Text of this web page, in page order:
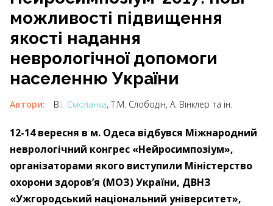
можливості підвищення
якості надання
неврологічної допомоги
населенню України
Автори: В.І. Смоланка, Т.М. Слободін, А. Вінклер та ін.
12-14 вересня в м. Одеса відбувся Міжнародний
неврологічний конгрес «Нейросимпозіум»,
організаторами якого виступили Міністерство
охорони здоров’я (МОЗ) України, ДВНЗ
«Ужгородський національний університет»,